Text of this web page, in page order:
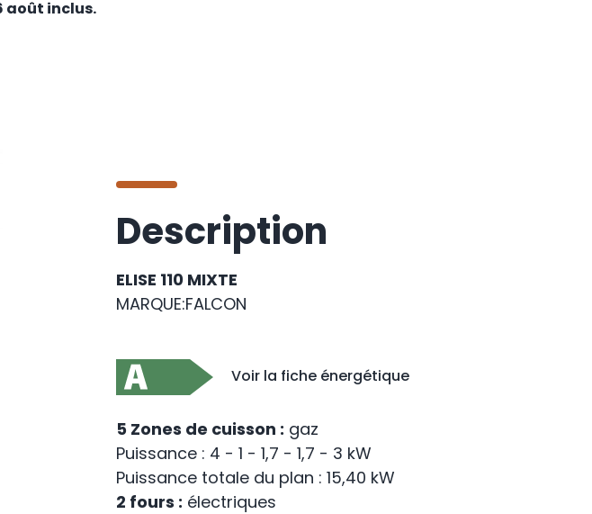
août inclus.
Description
ELISE 110 MIXTE
MARQUE:FALCON
Voir la fiche énergétique
5 Zones de cuisson : gaz
Puissance : 4 - 1 - 1,7 - 1,7 - 3 kW
Puissance totale du plan : 15,40 kW
2 fours : électriques